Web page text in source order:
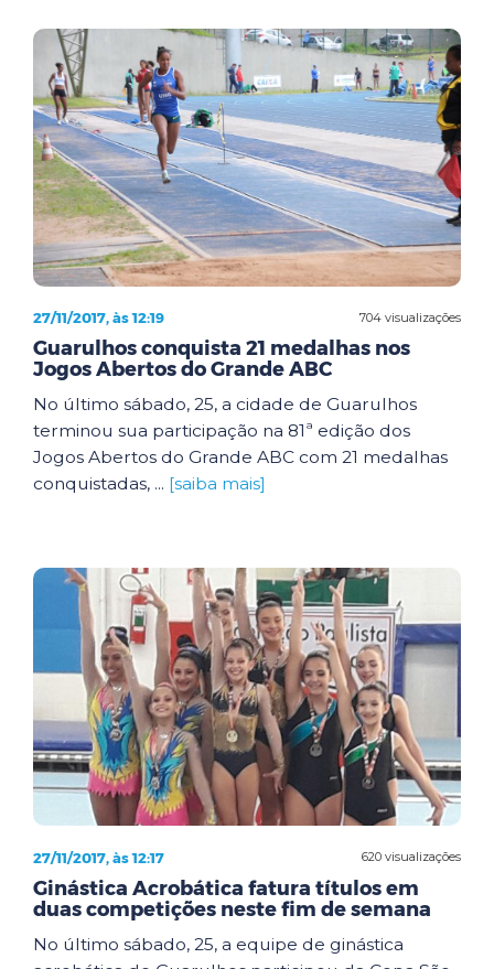
704 visualizações
27/11/2017, às 12:19
Guarulhos conquista 21 medalhas nos
Jogos Abertos do Grande ABC
No último sábado, 25, a cidade de Guarulhos
terminou sua participação na 81ª edição dos
Jogos Abertos do Grande ABC com 21 medalhas
conquistadas, ... [saiba mais]
620 visualizações
27/11/2017, às 12:17
Ginástica Acrobática fatura títulos em
duas competições neste fim de semana
No último sábado, 25, a equipe de ginástica